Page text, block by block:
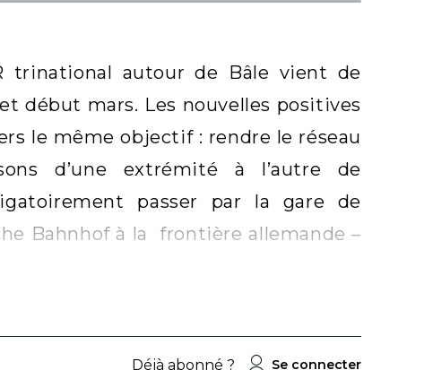
trinational autour de Bâle vient de
début mars. Les nouvelles positives
le même objectif : rendre le réseau
d’une extrémité à l’autre de
passer par la gare de
Bahnhof à la frontière allemande –
Déjà abonné ? Se connecter